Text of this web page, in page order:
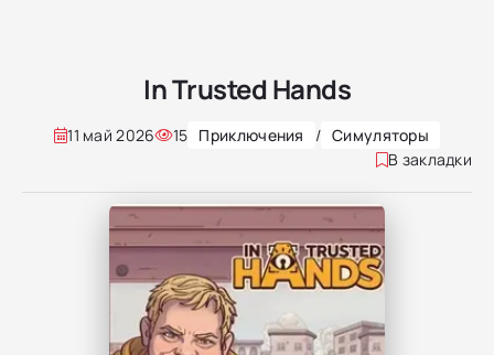
In Trusted Hands
11 май 2026 15 Приключения / Симуляторы
В закладки